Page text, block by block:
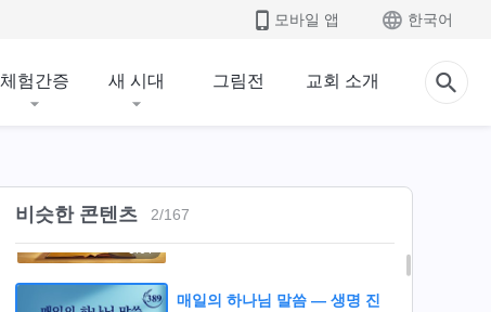
모바일 앱 한국어
체험간증 새 시대 그림전 교회 소개
비슷한 콘텐츠 2/167
8:01
매일의 하나님 말씀 ― 생명 진
입 | 발췌문 374
매일의 하나님 말씀 ― 생명 진